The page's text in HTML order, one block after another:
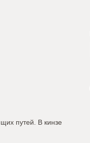
путей. В кинзе